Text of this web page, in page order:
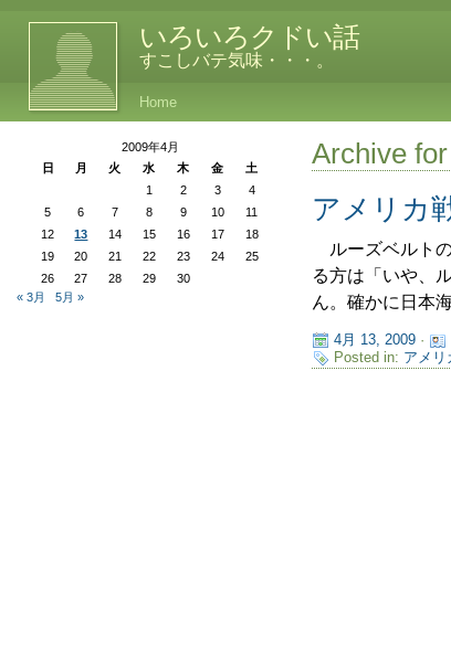
いろいろクドい話
すこしバテ気味・・・。
Home
Archive
アメリカ
ルーズベルト
る方は「いや、
ん。確かに日本
4月 13, 2009 ·
Posted in: アメリ
2009年4月
日
月 火 水 木 金
土
1
2 3
4
5
6 7 8 9 10
11
12
13 14 15 16 17
18
19
20 21 22 23 24
25
26
27 28 29
30
« 3月
5月 »